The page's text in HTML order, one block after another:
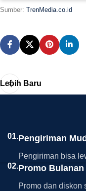
Sumber: TrenMedia.co.id
Lebih Baru
01.Pengiriman
Pengiriman bisa
02.Promo Bulanan
Promo dan diskon